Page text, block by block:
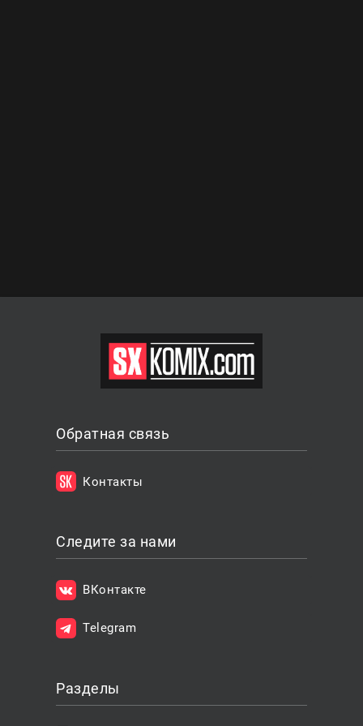
Обратная связь
Контакты
Следите за нами
ВКонтакте
Telegram
Разделы